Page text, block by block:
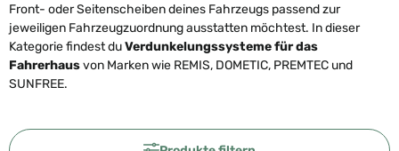
Front- oder Seitenscheiben deines Fahrzeugs passend zur
jeweiligen Fahrzeugzuordnung ausstatten möchtest. In dieser
Kategorie findest duVerdunkelungssysteme für das
Fahrerhausvon Marken wie REMIS, DOMETIC, PREMTEC und
SUNFREE.